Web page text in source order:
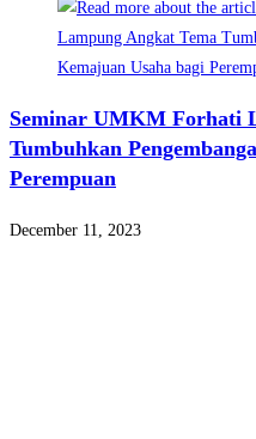
Seminar UMKM Forhati
Tumbuhkan
Perempuan
December 11, 2023